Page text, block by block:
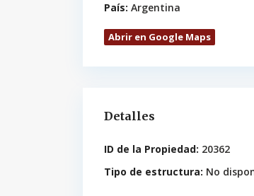
País: Argentina
Abrir en Google Maps
Detalles
ID de la Propiedad: 20362
Tipo de estructura: No